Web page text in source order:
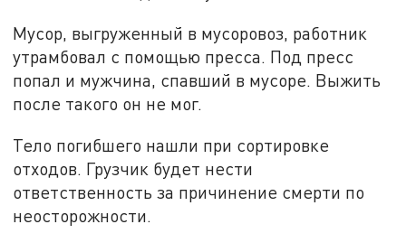
Мусор, выгруженный в мусоровоз, работник
утрамбовал с помощью пресса. Под пресс
попал и мужчина, спавший в мусоре. Выжить
после такого он не мог.
Тело погибшего нашли при сортировке
отходов. Грузчик будет нести
ответственность за причинение смерти по
неосторожности.